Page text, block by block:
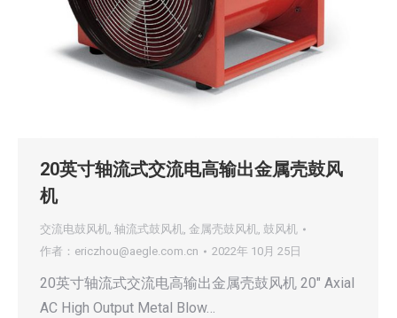
20英寸轴流式交流电高输出金属壳鼓风
机
交流电鼓风机, 轴流式鼓风机, 金属壳鼓风机, 鼓风机
作者： ericzhou@aegle.com.cn 2022年 10月 25日
20英寸轴流式交流电高输出金属壳鼓风机 20″ Axial
AC High Output Metal Blow…